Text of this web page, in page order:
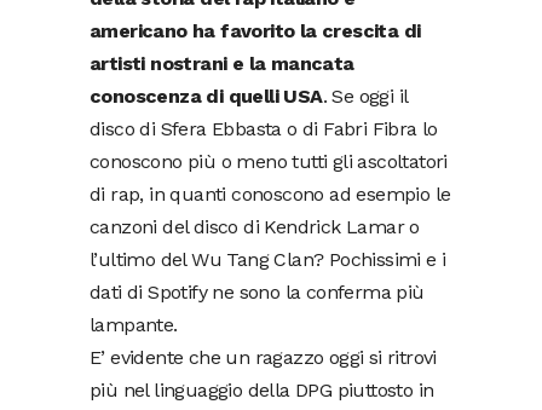
americano ha favorito la crescita di
artisti nostrani e la mancata
conoscenza di quelli USA. Se oggi il
disco di Sfera Ebbasta o di Fabri Fibra lo
conoscono più o meno tutti gli ascoltatori
di rap, in quanti conoscono ad esempio le
canzoni del disco di Kendrick Lamar o
l’ultimo del Wu Tang Clan? Pochissimi e i
dati di Spotify ne sono la conferma più
lampante.
E’ evidente che un ragazzo oggi si ritrovi
più nel linguaggio della DPG piuttosto in